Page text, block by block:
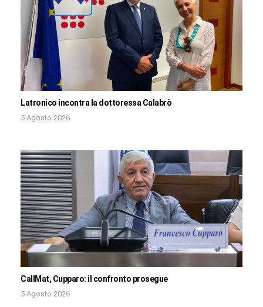
Latronico incontra la dottoressa Calabrò
5 Agosto 2026
CallMat, Cupparo: il confronto prosegue
5 Agosto 2026